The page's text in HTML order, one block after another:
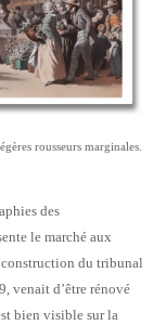
rousseurs marginales.
des
le marché aux
construction du tribunal
venait d’être rénové
bien visible sur la